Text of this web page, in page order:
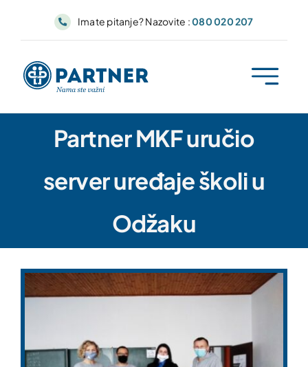
Imate pitanje? Nazovite :080 020 207
Partner MKF uručio
server uređaje školi u
Odžaku